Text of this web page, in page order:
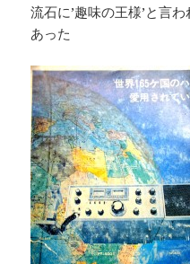
流石に’趣味の王様’と言
あった